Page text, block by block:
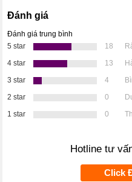
Đánh giá
Đánh giá trung bình
5 star
18
4 star
13
3 star
4
2 star
0
1 star
0
Hotline tư
Click